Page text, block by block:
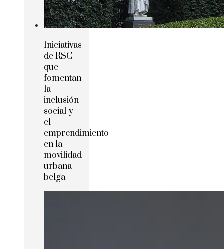
Iniciativas
de RSC
que
fomentan
la
inclusión
social y
el
emprendimiento
en la
movilidad
urbana
belga